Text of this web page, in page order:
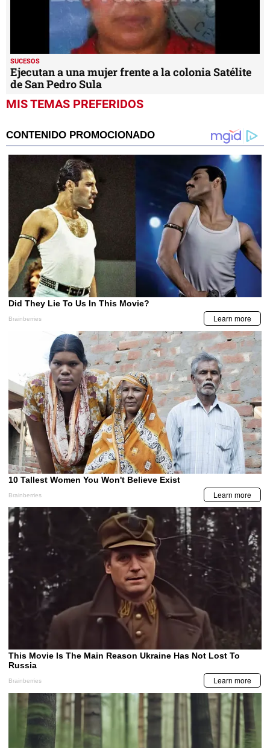
SUCESOS
Ejecutan a una mujer frente a la colonia Satélite
de San Pedro Sula
MIS TEMAS PREFERIDOS